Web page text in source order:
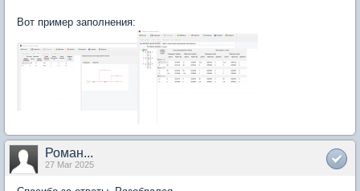
Вот пример заполнения:
Роман...
27 Mar 2025